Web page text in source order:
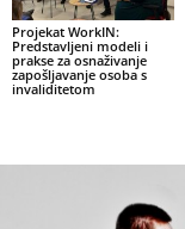
Projekat WorkIN:
Predstavljeni modeli i
prakse za osnaživanje
zapošljavanje osoba s
invaliditetom